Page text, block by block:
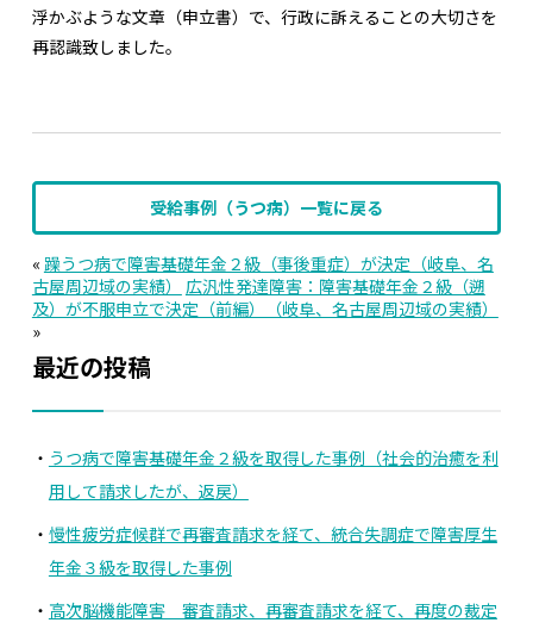
浮かぶような文章（申立書）で、行政に訴えることの大切さを
再認識致しました。
受給事例（うつ病）一覧に戻る
« 躁うつ病で障害基礎年金２級（事後重症）が決定（岐阜、名
古屋周辺域の実績）
広汎性発達障害：障害基礎年金２級（遡
及）が不服申立で決定（前編）（岐阜、名古屋周辺域の実績）
»
最近の投稿
うつ病で障害基礎年金２級を取得した事例（社会的治癒を利
用して請求したが、返戻）
慢性疲労症候群で再審査請求を経て、統合失調症で障害厚生
年金３級を取得した事例
高次脳機能障害 審査請求、再審査請求を経て、再度の裁定